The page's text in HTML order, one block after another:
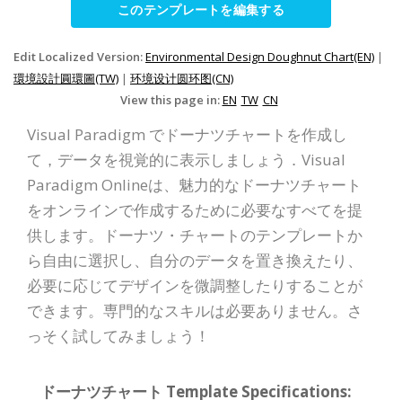
このテンプレートを編集する
Edit Localized Version:Environmental Design Doughnut Chart(EN) |
環境設計圓環圖(TW) | 环境设计圆环图(CN)
View this page in:EN TW CN
Visual Paradigm でドーナツチャートを作成し
て，データを視覚的に表示しましょう．Visual
Paradigm Onlineは、魅力的なドーナツチャート
をオンラインで作成するために必要なすべてを提
供します。ドーナツ・チャートのテンプレートか
ら自由に選択し、自分のデータを置き換えたり、
必要に応じてデザインを微調整したりすることが
できます。専門的なスキルは必要ありません。さ
っそく試してみましょう！
ドーナツチャート Template Specifications: